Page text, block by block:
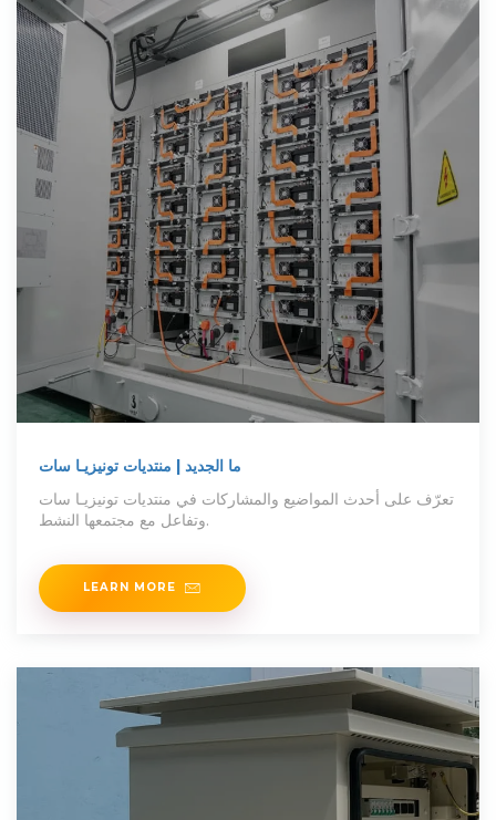
ما الجديد | منتديات تونيزيـا سات
تعرّف على أحدث المواضيع والمشاركات في منتديات تونيزيـا سات
وتفاعل مع مجتمعها النشط.
LEARN MORE